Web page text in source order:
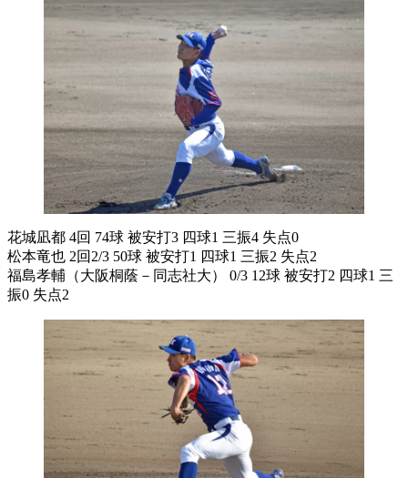
花城凪都 4回 74球 被安打3 四球1 三振4 失点0
松本竜也 2回2/3 50球 被安打1 四球1 三振2 失点2
福島孝輔（大阪桐蔭－同志社大） 0/3 12球 被安打2 四球1 三
振0 失点2